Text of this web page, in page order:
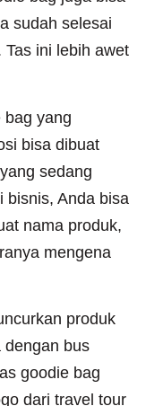
sudah selesai
ini lebih awet
bag yang
bisa dibuat
sedang
bisnis, Anda bisa
nama produk,
mengena
produk
dengan bus
goodie bag
dari travel tour